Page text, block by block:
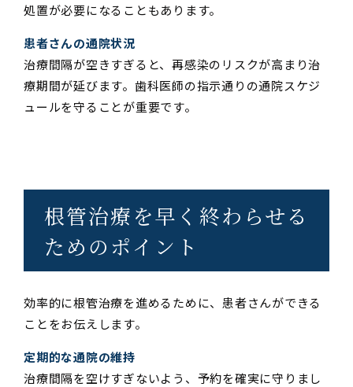
処置が必要になることもあります。
患者さんの通院状況
治療間隔が空きすぎると、再感染のリスクが高まり治
療期間が延びます。歯科医師の指示通りの通院スケジ
ュールを守ることが重要です。
根管治療を早く終わらせる
ためのポイント
効率的に根管治療を進めるために、患者さんができる
ことをお伝えします。
定期的な通院の維持
治療間隔を空けすぎないよう、予約を確実に守りまし